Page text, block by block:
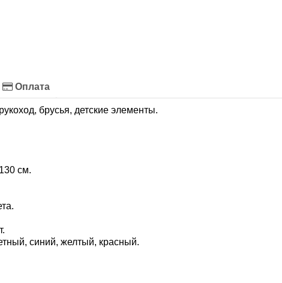
Оплата
брусья, детские элементы.
см.
синий, желтый, красный.